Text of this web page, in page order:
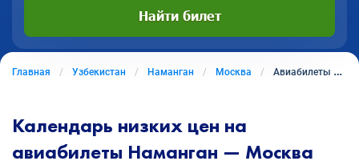
Найти билет
Главная Узбекистан Наманган Москва Авиабилеты из Намангана в Москву
Календарь низких цен на
авиабилеты Наманган — Москва